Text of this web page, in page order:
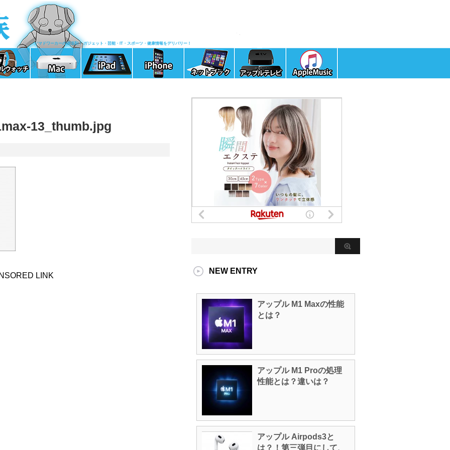
ノマドワーカーの清涼剤！ ガジェット・芸能・IT・スポーツ・健康情報をデリバリー！
13_thumb.jpg
LINK
NEW ENTRY
アップル M1 Maxの性能
とは？
アップル M1 Proの処理
性能とは？違いは？
アップル Airpods3と
は？！第三弾目にして、